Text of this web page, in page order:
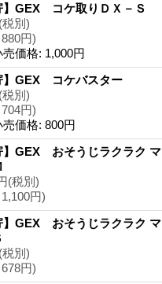
】GEX コケ取りＤＸ－Ｓ
(税別)
880円)
価格: 1,000円
】GEX コケバスター
(税別)
704円)
価格: 800円
】GEX おそうじラクラク
(税別)
1,100円)
】GEX おそうじラクラク
(税別)
678円)